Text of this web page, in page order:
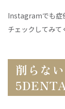
Instagramでも症
チェックしてみて
削らな